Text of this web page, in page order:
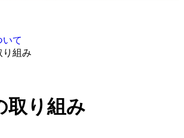
いて
り組み
取り組み